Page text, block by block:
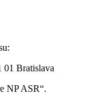
01 Bratislava
NP ASR“.